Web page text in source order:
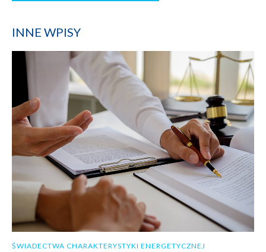
INNE WPISY
ŚWIADECTWA CHARAKTERYSTYKI ENERGETYCZNEJ